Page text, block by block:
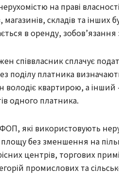
на праві
магазинів, складів та інших
в оренду, зобов’язання
співвласник сплачує
поділу платника
квартирою, а інший
одного платника.
які використовують
без зменшення на
центрів, торгових
промислових та